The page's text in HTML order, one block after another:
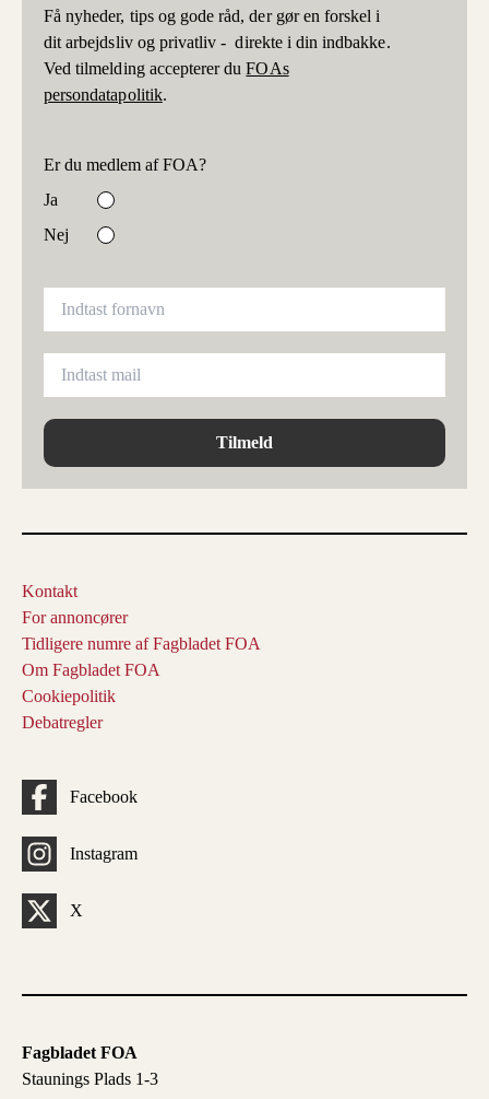
Få nyheder, tips og gode råd, der gør en forskel i
dit arbejdsliv og privatliv - direkte i din indbakke.
Ved tilmelding accepterer duFOAs
persondatapolitik.
Er du medlem af FOA?
Ja
Nej
Tilmeld
Fagbladet FOA
Staunings Plads 1-3
Kontakt
For annoncører
Tidligere numre af Fagbladet FOA
Om Fagbladet FOA
Cookiepolitik
Debatregler
Facebook
Instagram
X